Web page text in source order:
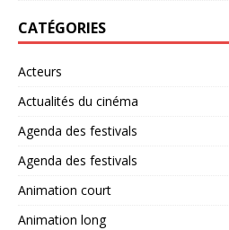
CATÉGORIES
Acteurs
Actualités du cinéma
Agenda des festivals
Agenda des festivals
Animation court
Animation long